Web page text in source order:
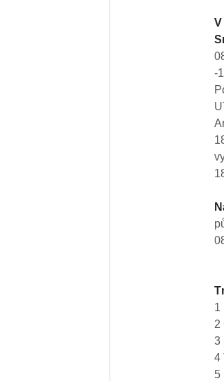
V
-
1
2
3
4
5